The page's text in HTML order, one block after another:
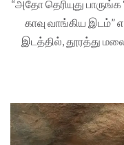
“அதோ தெரியுது
காவு வாங்கிய இடம்”
இடத்தில், தூரத்து